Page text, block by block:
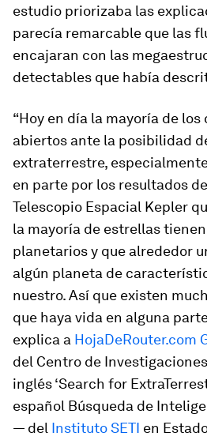
estudio priorizaba las
parecía remarcable que las
encajaran con las
detectables que había
“Hoy en día la mayoría de
abiertos ante la posibilidad
extraterrestre,
en parte por los resultados
Telescopio Espacial Kepler
la mayoría de estrellas
planetarios y que alrededor
algún planeta de
nuestro. Así que existen
que haya vida en alguna
explica a HojaDeRouter.com
del Centro de
inglés ‘Search for
español Búsqueda de
— del Instituto SETI en